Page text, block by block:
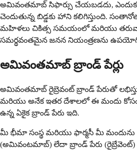
అమివంతమాబ్ సిఫార్సు చేయబడదు,
చెందుతున్న బిడ్డకు హాని కలిగిస్తుంది.
మహిళలు చికిత్స సమయంలో మరియు
సమర్థవంతమైన జనన నియంత్రణను
అమివంతమాబ్ బ్రాండ్ పేర్లు
అమివంతమాబ్ రైబ్రెవంట్ బ్రాండ్ పేరుతో
మరియు అనేక ఇతర దేశాలలో ఈ మందు కోసం
ఉన్న ఏకైక బ్రాండ్ పేరు ఇది.
మీ భీమా సంస్థ మరియు ఫార్మసీ మీ
(అమివంటమాబ్) లేదా బ్రాండ్ పేరు (రైబ్రేవెంట్)